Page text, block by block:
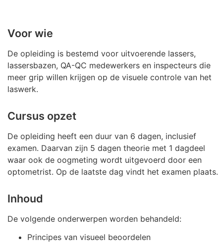
Voor wie
De opleiding is bestemd voor uitvoerende lassers,
lassersbazen, QA-QC medewerkers en inspecteurs die
meer grip willen krijgen op de visuele controle van het
laswerk.
Cursus opzet
De opleiding heeft een duur van 6 dagen, inclusief
examen. Daarvan zijn 5 dagen theorie met 1 dagdeel
waar ook de oogmeting wordt uitgevoerd door een
optometrist. Op de laatste dag vindt het examen plaats.
Inhoud
De volgende onderwerpen worden behandeld:
Principes van visueel beoordelen